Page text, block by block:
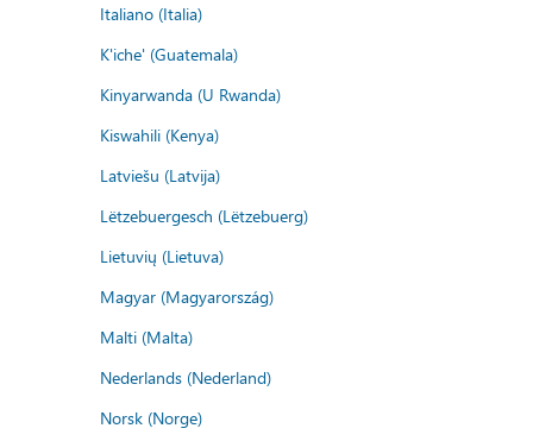
Italiano (Italia)
K'iche' (Guatemala)
Kinyarwanda (U Rwanda)
Kiswahili (Kenya)
Latviešu (Latvija)
Lëtzebuergesch (Lëtzebuerg)
Lietuvių (Lietuva)
Magyar (Magyarország)
Malti (Malta)
Nederlands (Nederland)
Norsk (Norge)